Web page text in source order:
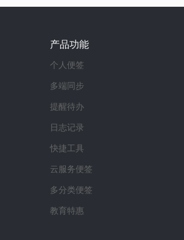
产品功能
个人便签
多端同步
提醒待办
日志记录
快捷工具
云服务便签
多分类便签
教育特惠